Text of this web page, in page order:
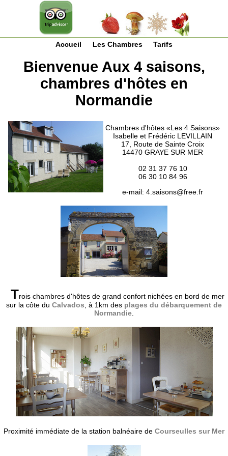
Accueil Les Chambres Tarifs
Bienvenue Aux 4 saisons,
chambres d'hôtes en
Normandie
Chambres d'hôtes «Les 4 Saisons»
Isabelle et Frédéric LEVILLAIN
17, Route de Sainte Croix
14470 GRAYE SUR MER
02 31 37 76 10
06 30 10 84 96
e-mail: 4.saisons@free.fr
Trois chambres d'hôtes de grand confort nichées en bord de mer
sur la côte du Calvados , à 1km des plages du débarquement de
Normandie
Proximité immédiate de la station balnéaire de Courseulles sur Mer